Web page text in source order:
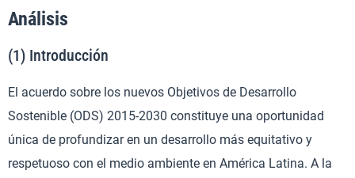
Análisis
(1) Introducción
El acuerdo sobre los nuevos Objetivos de Desarrollo
Sostenible (ODS) 2015-2030 constituye una oportunidad
única de profundizar en un desarrollo más equitativo y
respetuoso con el medio ambiente en América Latina. A la